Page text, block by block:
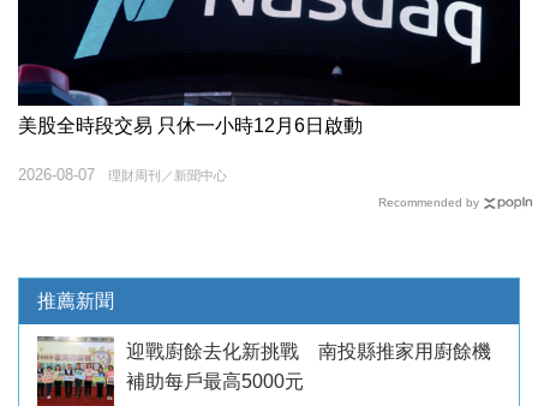
美股全時段交易 只休一小時12月6日啟動
理財周刊／新聞中心
2026-08-07
Recommended by
推薦新聞
迎戰廚餘去化新挑戰 南投縣推家用廚餘機
補助每戶最高5000元